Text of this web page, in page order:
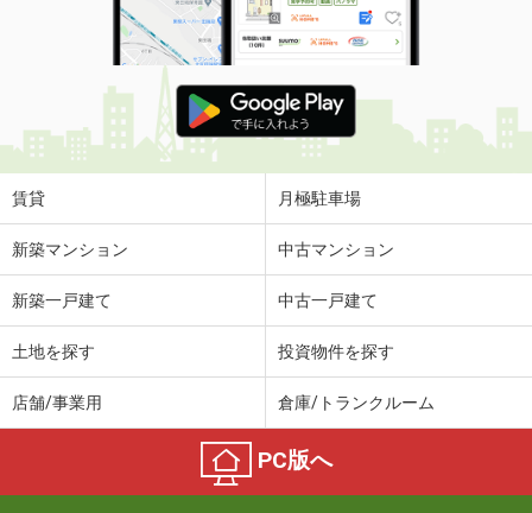
賃貸 月極駐車場
新築マンション 中古マンション
新築一戸建て 中古一戸建て
土地を探す 投資物件を探す
店舗/事業用 倉庫/トランクルーム
PC版へ